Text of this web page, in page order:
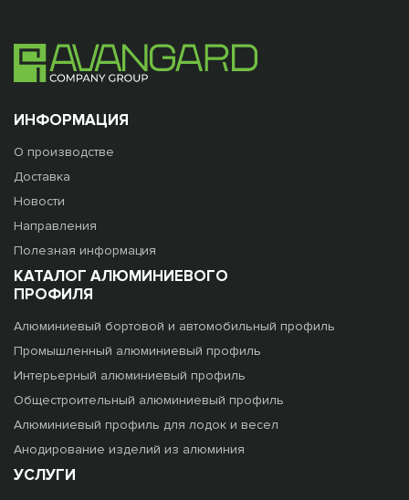
ИНФОРМАЦИЯ
О производстве
Доставка
Новости
Направления
Полезная информация
КАТАЛОГ АЛЮМИНИЕВОГО
ПРОФИЛЯ
Алюминиевый бортовой и автомобильный профиль
Промышленный алюминиевый профиль
Интерьерный алюминиевый профиль
Общестроительный алюминиевый профиль
Алюминиевый профиль для лодок и весел
Анодирование изделий из алюминия
УСЛУГИ